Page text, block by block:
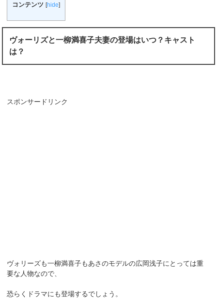
コンテンツ [hide]
ヴォーリズと一柳満喜子夫妻の登場はいつ？キャスト
は？
スポンサードリンク
ヴォリーズも一柳満喜子もあさのモデルの広岡浅子にとっては重
要な人物なので、
恐らくドラマにも登場するでしょう。